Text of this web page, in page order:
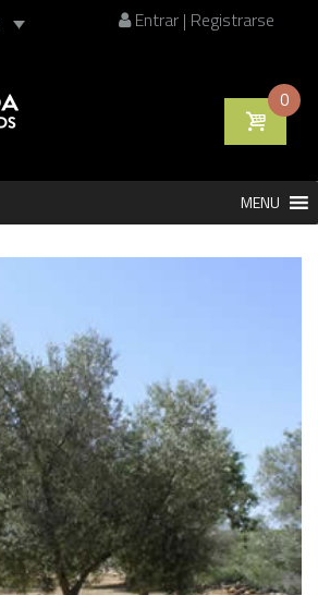
Entrar | Registrarse
0
MENU